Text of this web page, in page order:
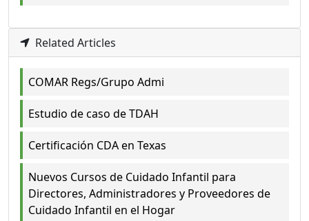
Related Articles
COMAR Regs/Grupo Admi
Estudio de caso de TDAH
Certificación CDA en Texas
Nuevos Cursos de Cuidado Infantil para
Directores, Administradores y Proveedores de
Cuidado Infantil en el Hogar